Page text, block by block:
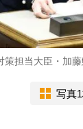
担当大臣・加藤
写真